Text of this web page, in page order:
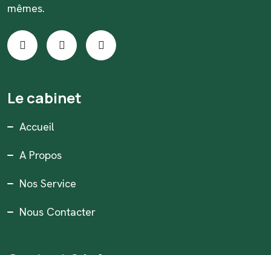
mêmes.
Le cabinet
Accueil
A Propos
Nos Service
Nous Contacter